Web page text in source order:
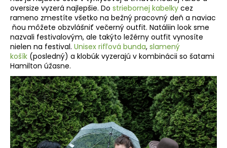
oversize vyzerá najlepšie. Do striebornej kabelky cez
rameno zmestíte všetko na bežný pracovný deň a naviac
ňou môžete obzvlášniť večerný outfit. Natáliin look sme
nazvali festivalovým, ale takýto ležérny outfit vynosíte
nielen na festival. Unisex rifľová bunda, slamený
košík (posledný) a klobúk vyzerajú v kombinácii so šatami
Hamilton úžasne.